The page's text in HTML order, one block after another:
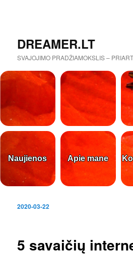
DREAMER.LT
SVAJOJIMO PRADŽIAMOKSLIS –
Naujienos Apie mane
Post navigation
5 savaičių
2020-03-22